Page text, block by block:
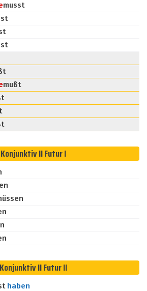
musst
mußt
Konjunktiv II Futur I
Konjunktiv II Futur II
haben